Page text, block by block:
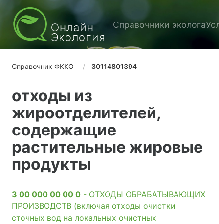
Справочники эколога
Справочник ФККО 30114801394
отходы из
жироотделителей,
содержащие
растительные жировые
продукты
3 00 000 00 00 0 - ОТХОДЫ ОБРАБАТЫВАЮЩИХ
ПРОИЗВОДСТВ (включая отходы очистки
сточных вод на локальных очистных